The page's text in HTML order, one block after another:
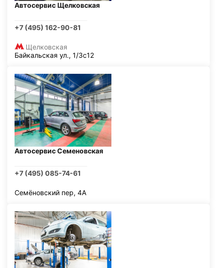
Автосервис Щелковская
+7 (495) 162-90-81
Щелковская
Байкальская ул., 1/3с12
Автосервис Семеновская
+7 (495) 085-74-61
Семёновский пер, 4А